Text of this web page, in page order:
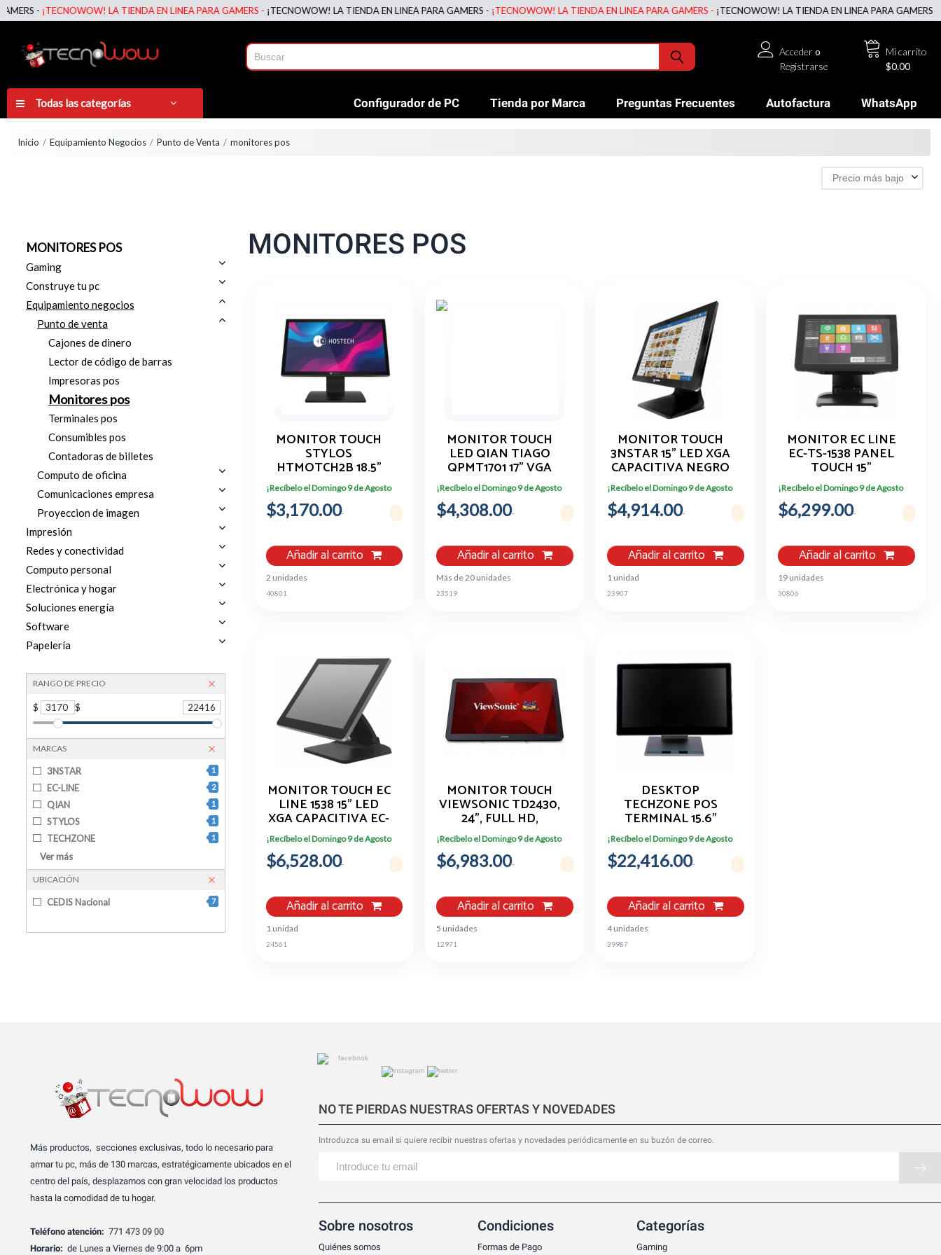
-¡TECNOWOW! LA TIENDA EN LINEA PARA GAMERS -¡TECNOWOW! LA TIENDA EN LINEA PARA GAMERS -¡TECNOWOW! LA TIENDA EN LINEA PARA GAMERS -¡TECNOWOW! LA TIENDA EN LINEA PARA GAMERS -
Mi carrito
$0.00
Accedero
Registrarse
Todas las categorías Configurador de PC Tienda por Marca Preguntas Frecuentes Autofactura WhatsApp
Inicio Equipamiento Negocios Punto de Venta monitores pos
Precio más bajo
MONITORES POS
Gaming
Construye tu pc
Equipamiento negocios
Punto de venta
Cajones de dinero
Lector de código de barras
Impresoras pos
Monitores pos
Terminales pos
Consumibles pos
Contadoras de billetes
Computo de oficina
Comunicaciones empresa
Proyeccion de imagen
Impresión
Redes y conectividad
Computo personal
Electrónica y hogar
Soluciones energía
Software
Papelería
RANGO DE PRECIO
$ 3170 $ 22416
MARCAS
3NSTAR 1
EC-LINE 2
QIAN 1
STYLOS 1
TECHZONE 1
VIEWSONIC
Ver más
UBICACIÓN
CEDIS Nacional 7
MONITORES POS
MONITOR TOUCH
STYLOS
HTMOTCH2B 18.5"
FULL HD 60HZ
COLOR NEGRO
¡Recíbelo el Domingo 9 de Agosto
$3,170.00
Añadir al carrito
2 unidades
40801
MONITOR TOUCH
LED QIAN TIAGO
QPMT1701 17" VGA
HDMI 128 X1024 PX
¡Recíbelo el Domingo 9 de Agosto
$4,308.00
Añadir al carrito
Más de 20 unidades
23519
MONITOR TOUCH
3NSTAR 15" LED XGA
CAPACITIVA NEGRO
TCM008VH
¡Recíbelo el Domingo 9 de Agosto
$4,914.00
Añadir al carrito
1 unidad
23907
MONITOR EC LINE
EC-TS-1538 PANEL
TOUCH 15"
PANTALLA
CAPACITIVA
¡Recíbelo el Domingo 9 de Agosto
$6,299.00
Añadir al carrito
19 unidades
30806
MONITOR TOUCH EC
LINE 1538 15" LED
XGA CAPACITIVA EC-
FS-1538-TS
¡Recíbelo el Domingo 9 de Agosto
$6,528.00
Añadir al carrito
1 unidad
24561
MONITOR TOUCH
VIEWSONIC TD2430,
24", FULL HD,
1920X1080,
VGA,HDMI
¡Recíbelo el Domingo 9 de Agosto
$6,983.00
Añadir al carrito
5 unidades
12971
DESKTOP
TECHZONE POS
TERMINAL 15.6"
CORE I5 16GB RAM
256GB SSD
¡Recíbelo el Domingo 9 de Agosto
$22,416.00
Añadir al carrito
4 unidades
39987
Más productos, secciones exclusivas, todo lo necesario para
armar tu pc, más de 130 marcas, estratégicamente ubicados en el
centro del país, desplazamos con gran velocidad los productos
hasta la comodidad de tu hogar.
Teléfono atención: 771 473 09 00
Horario: de Lunes a Viernes de 9:00 a 6pm
NO TE PIERDAS NUESTRAS OFERTAS Y NOVEDADES
Introduzca su email si quiere recibir nuestras ofertas y novedades periódicamente en su buzón de correo.
Sobre nosotros
Quiénes somos
Condiciones
Formas de Pago
Categorías
Gaming